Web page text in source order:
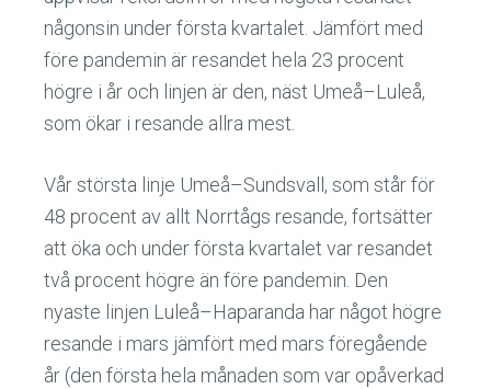
någonsin under första kvartalet. Jämfört med
före pandemin är resandet hela 23 procent
högre i år och linjen är den, näst Umeå–Luleå,
som ökar i resande allra mest.
Vår största linje Umeå–Sundsvall, som står för
48 procent av allt Norrtågs resande, fortsätter
att öka och under första kvartalet var resandet
två procent högre än före pandemin. Den
nyaste linjen Luleå–Haparanda har något högre
resande i mars jämfört med mars föregående
år (den första hela månaden som var opåverkad